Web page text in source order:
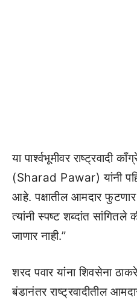
या पार्श्वभूमीवर राष्ट्रवादी
(Sharad Pawar) यांनी
आहे. पक्षातील आमदार फुटणार
त्यांनी स्पष्ट शब्दांत
जाणार नाही.”
शरद पवार यांना शिवसेना
बंडानंतर राष्ट्रवादीतील